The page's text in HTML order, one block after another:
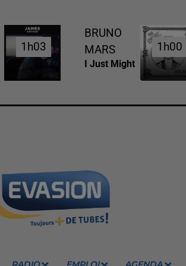
1h03
1h03
BRUNO
MARS
I Just Might
1h00
1h00